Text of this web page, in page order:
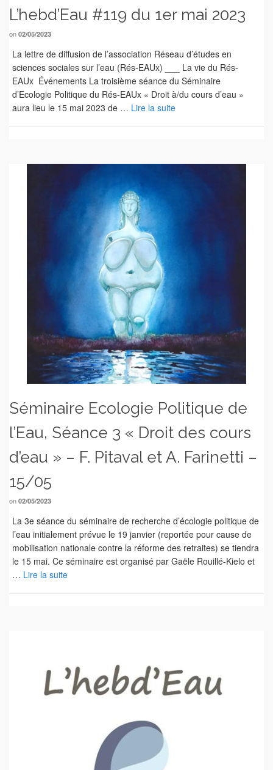
L’hebd’Eau #119 du 1er mai 2023
on 02/05/2023
La lettre de diffusion de l’association Réseau d’études en
sciences sociales sur l’eau (Rés-EAUx) ___ La vie du Rés-
EAUx Événements La troisième séance du Séminaire
d’Ecologie Politique du Rés-EAUx « Droit à/du cours d’eau »
aura lieu le 15 mai 2023 de … Lire la suite
Séminaire Ecologie Politique de
l’Eau, Séance 3 « Droit des cours
d’eau » – F. Pitaval et A. Farinetti –
15/05
on 02/05/2023
La 3e séance du séminaire de recherche d’écologie politique de
l’eau initialement prévue le 19 janvier (reportée pour cause de
mobilisation nationale contre la réforme des retraites) se tiendra
le 15 mai. Ce séminaire est organisé par Gaële Rouillé-Kielo et
… Lire la suite